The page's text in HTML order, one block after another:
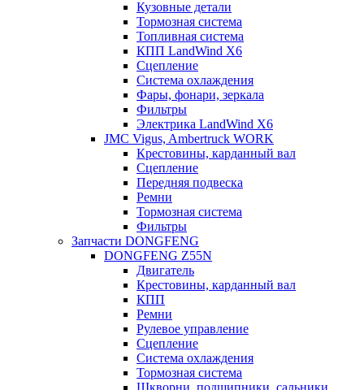
Кузовные детали
Тормозная система
Топливная система
КПП LandWind X6
Сцепление
Система охлаждения
Фары, фонари, зеркала
Фильтры
Электрика LandWind X6
JMC Vigus, Ambertruck WORK
Крестовины, карданный вал
Сцепление
Передняя подвеска
Ремни
Тормозная система
Фильтры
Запчасти DONGFENG
DONGFENG Z55N
Двигатель
Крестовины, карданный вал
КПП
Ремни
Рулевое управление
Сцепление
Система охлаждения
Тормозная система
Шкворни, подшипники, сальники